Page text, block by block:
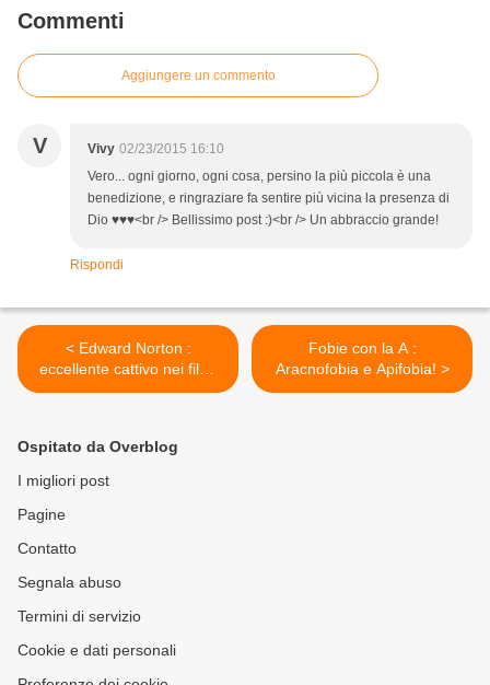
Commenti
Aggiungere un commento
V Vivy 02/23/2015 16:10
Vero... ogni giorno, ogni cosa, persino la più piccola è una
benedizione, e ringraziare fa sentire più vicina la presenza di
Dio ♥♥♥<br /> Bellissimo post :)<br /> Un abbraccio grande!
Rispondi
< Edward Norton :
eccellente cattivo nei film,
eccellente buono nella vita!
Fobie con la A :
Aracnofobia e Apifobia! >
Ospitato da Overblog
I migliori post
Pagine
Contatto
Segnala abuso
Termini di servizio
Cookie e dati personali